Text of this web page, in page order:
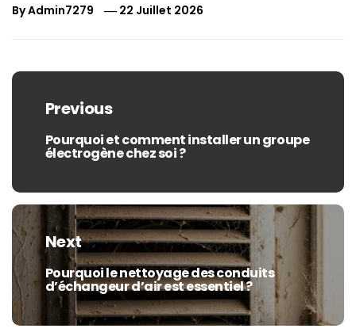
ByAdmin7279 22 Juillet 2026
Navigation
l’article
Previous
Previous
post:
Pourquoi et comment installer un groupe
électrogène chez soi ?
Next
Next
post:
Pourquoi le nettoyage des conduits
d’échangeur d’air est essentiel ?